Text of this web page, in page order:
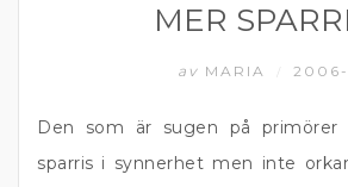
MER
av MARIA 2006-
Den som är sugen på primörer
sparris i synnerhet men inte